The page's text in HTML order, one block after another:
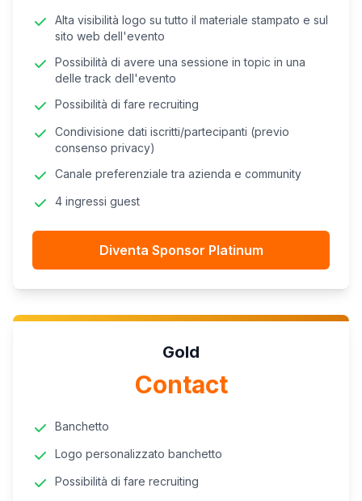
Alta visibilità logo su tutto il materiale stampato e sul
sito web dell'evento
Possibilità di avere una sessione in topic in una
delle track dell'evento
Possibilità di fare recruiting
Condivisione dati iscritti/partecipanti (previo
consenso privacy)
Canale preferenziale tra azienda e community
4 ingressi guest
Diventa Sponsor Platinum
Gold
Contact
Banchetto
Logo personalizzato banchetto
Possibilità di fare recruiting